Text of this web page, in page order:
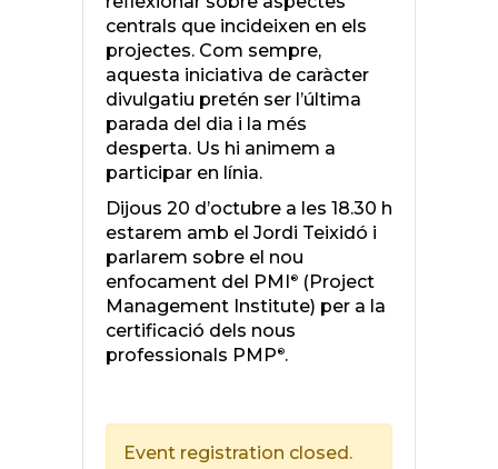
centrals que incideixen en els
projectes. Com sempre,
aquesta iniciativa de caràcter
divulgatiu pretén ser l’última
parada del dia i la més
desperta. Us hi animem a
participar en línia.
Dijous 20 d’octubre a les 18.30 h
estarem amb el Jordi Teixidó i
parlarem sobre el nou
enfocament del PMI ® (Project
Management Institute) per a la
certificació dels nous
professionals PMP ®.
Event registration closed.